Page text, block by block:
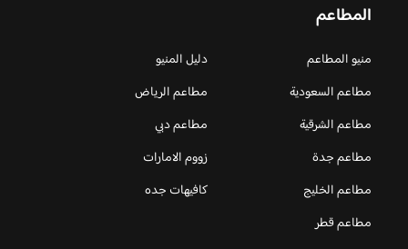
المطاعم
منيو المطاعم
دليل المنيو
مطاعم السعودية
مطاعم الرياض
مطاعم الشرقية
مطاعم دبي
مطاعم جدة
زووم الامارات
مطاعم الخليج
كافيهات جده
مطاعم قطر